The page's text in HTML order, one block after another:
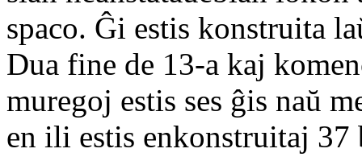
spaco. Ĝi estis konstruita
Dua fine de 13-a kaj
muregoj estis ses ĝis naŭ
en ili estis enkonstruitaj 37